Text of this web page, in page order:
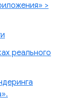
>
реального